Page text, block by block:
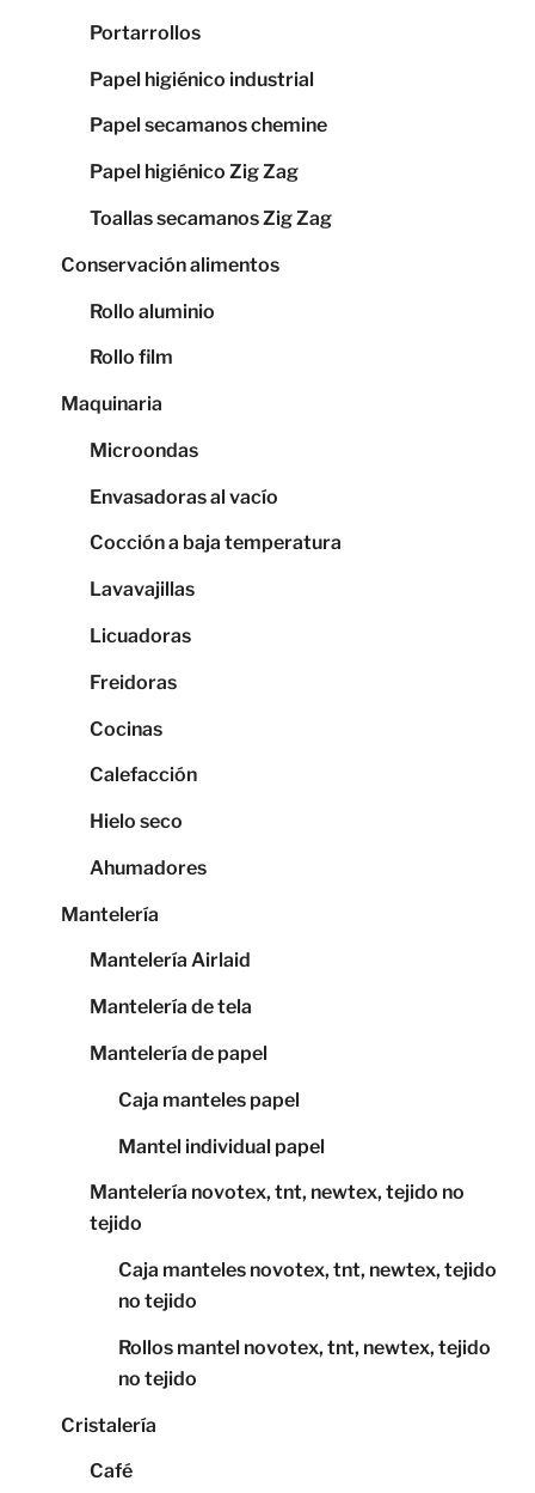
Portarrollos
Papel higiénico industrial
Papel secamanos chemine
Papel higiénico Zig Zag
Toallas secamanos Zig Zag
Conservación alimentos
Rollo aluminio
Rollo film
Maquinaria
Microondas
Envasadoras al vacío
Cocción a baja temperatura
Lavavajillas
Licuadoras
Freidoras
Cocinas
Calefacción
Hielo seco
Ahumadores
Mantelería
Mantelería Airlaid
Mantelería de tela
Mantelería de papel
Caja manteles papel
Mantel individual papel
Mantelería novotex, tnt, newtex, tejido no
tejido
Caja manteles novotex, tnt, newtex, tejido
no tejido
Rollos mantel novotex, tnt, newtex, tejido
no tejido
Cristalería
Café